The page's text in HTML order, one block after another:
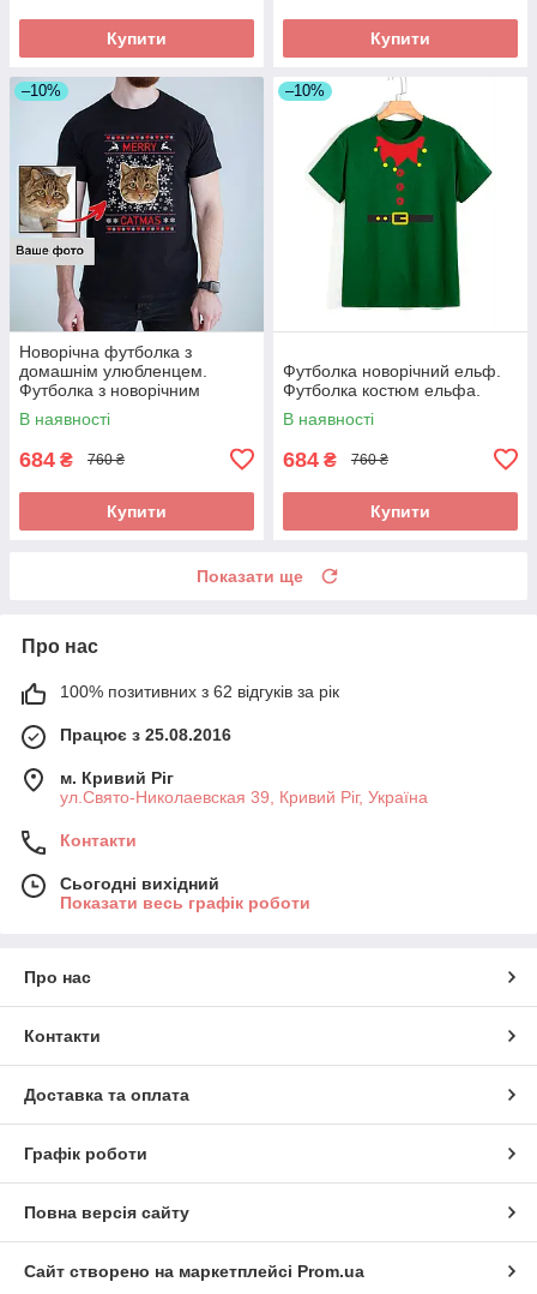
Купити Купити
–10%
Новорічна футболка з
домашнім улюбленцем.
Футболка з новорічним
принтом
В наявності
684 ₴ 760 ₴
Купити
–10%
Футболка новорічний ельф.
Футболка костюм ельфа.
В наявності
684 ₴ 760 ₴
Купити
Показати ще
Про нас
100% позитивних з 62 відгуків за рік
Працює з 25.08.2016
м. Кривий Ріг
ул.Свято-Николаевская 39, Кривий Ріг, Україна
Контакти
Сьогодні вихідний
Показати весь графік роботи
Про нас
Контакти
Доставка та оплата
Графік роботи
Повна версія сайту
Сайт створено на маркетплейсі Prom.ua